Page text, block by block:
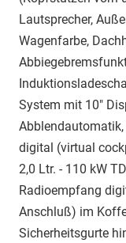
Lautsprecher,
Wagenfarbe,
System mit 10"
digital (virtual
2,0 Ltr. - 110 kW
Radioempfang
Anschluß) im
Sicherheitsgurte